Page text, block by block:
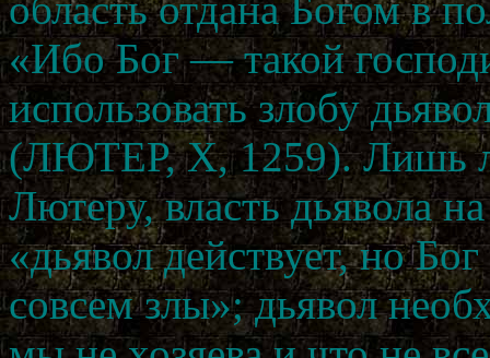
«Ибо Бог — такой
использовать злобу
(ЛЮТЕР, X, 1259). Лишь
Лютеру, власть
«дьявол действует, но
совсем злы»; дьявол